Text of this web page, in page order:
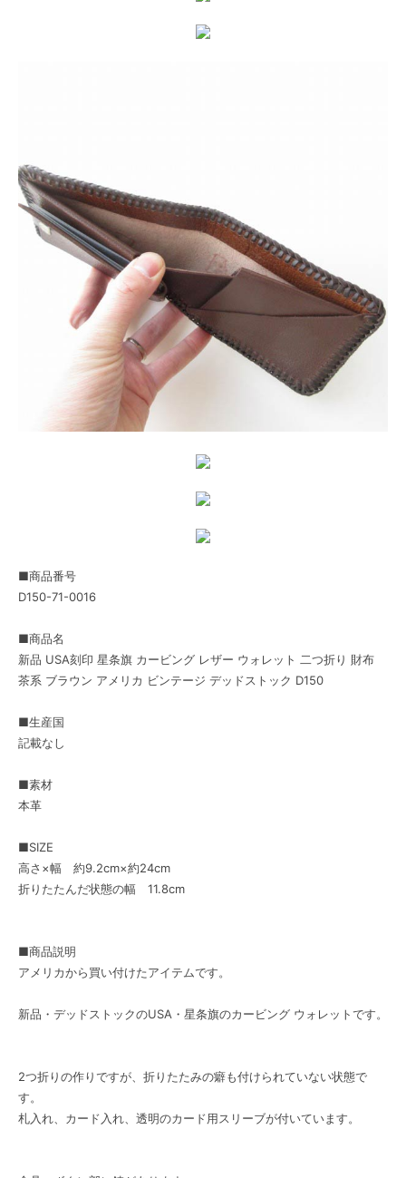
■商品番号
D150-71-0016
■商品名
新品 USA刻印 星条旗 カービング レザー ウォレット 二つ折り 財布
茶系 ブラウン アメリカ ビンテージ デッドストック D150
■生産国
記載なし
■素材
本革
■SIZE
高さ×幅 約9.2cm×約24cm
折りたたんだ状態の幅 11.8cm
■商品説明
アメリカから買い付けたアイテムです。
新品・デッドストックのUSA・星条旗のカービング ウォレットです。
2つ折りの作りですが、折りたたみの癖も付けられていない状態で
す。
札入れ、カード入れ、透明のカード用スリーブが付いています。